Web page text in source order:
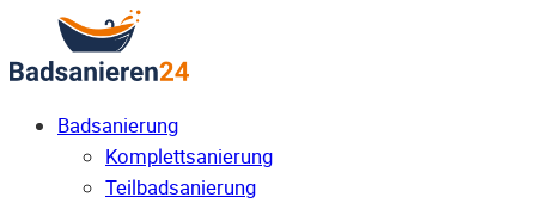
Badsanierung
Komplettsanierung
Teilbadsanierung